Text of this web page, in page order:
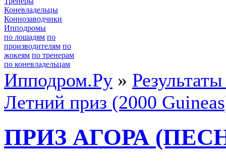
Коневладельцы
Коннозаводчики
Ипподромы
по лошадям по
производителям по
жокеям по тренерам
по коневладельцам
Ипподром.Ру »
Летний приз (2000
ПРИЗ АГОРА